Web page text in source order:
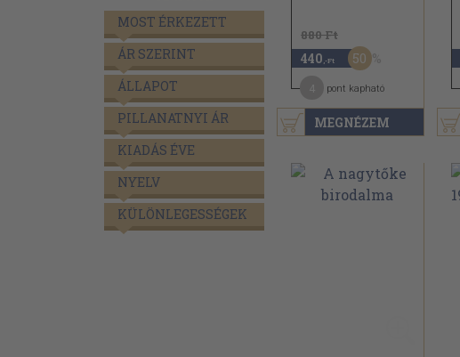
MOST ÉRKEZETT
ÁR SZERINT
ÁLLAPOT
PILLANATNYI ÁR
KIADÁS ÉVE
NYELV
KÜLÖNLEGESSÉGEK
MEGNÉZEM
880 Ft
440 ,-Ft 50
pont kapható